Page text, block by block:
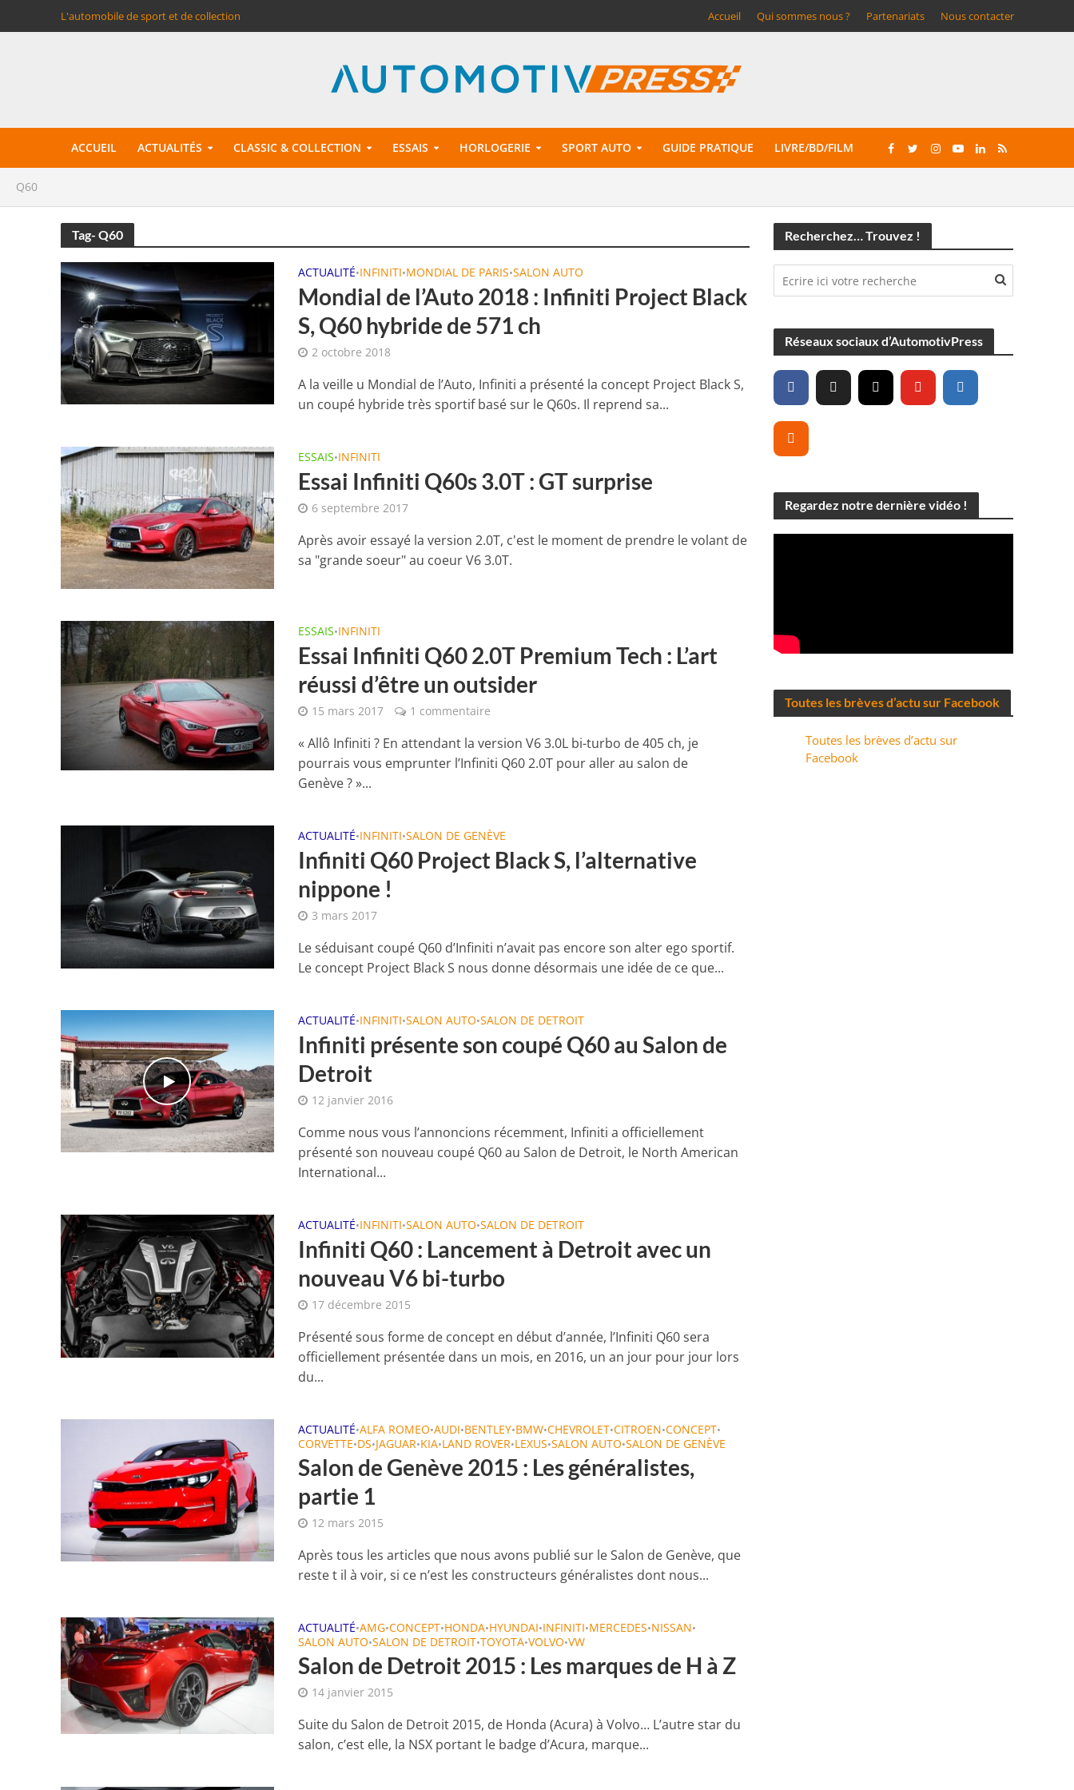
L'automobile de sport et de collection Accueil Qui sommes nous ? Partenariats Nous contacter
ACCUEIL ACTUALITÉS CLASSIC & COLLECTION ESSAIS HORLOGERIE SPORT AUTO GUIDE PRATIQUE LIVRE/BD/FILM
Q60
Tag- Q60
ACTUALITÉ•INFINITI•MONDIAL DE PARIS•SALON AUTO
Mondial de l’Auto 2018 : Infiniti Project Black
S, Q60 hybride de 571 ch
2 octobre 2018
A la veille u Mondial de l’Auto, Infiniti a présenté la concept Project Black S,
un coupé hybride très sportif basé sur le Q60s. Il reprend sa...
ESSAIS•INFINITI
Essai Infiniti Q60s 3.0T : GT surprise
6 septembre 2017
Après avoir essayé la version 2.0T, c'est le moment de prendre le volant de
sa "grande soeur" au coeur V6 3.0T.
ESSAIS•INFINITI
Essai Infiniti Q60 2.0T Premium Tech : L’art
réussi d’être un outsider
15 mars 2017 1 commentaire
« Allô Infiniti ? En attendant la version V6 3.0L bi-turbo de 405 ch, je
pourrais vous emprunter l’Infiniti Q60 2.0T pour aller au salon de
Genève ? »...
ACTUALITÉ•INFINITI•SALON DE GENÈVE
Infiniti Q60 Project Black S, l’alternative
nippone !
3 mars 2017
Le séduisant coupé Q60 d’Infiniti n’avait pas encore son alter ego sportif.
Le concept Project Black S nous donne désormais une idée de ce que...
ACTUALITÉ•INFINITI•SALON AUTO•SALON DE DETROIT
Infiniti présente son coupé Q60 au Salon de
Detroit
12 janvier 2016
Comme nous vous l’annoncions récemment, Infiniti a officiellement
présenté son nouveau coupé Q60 au Salon de Detroit, le North American
International...
ACTUALITÉ•INFINITI•SALON AUTO•SALON DE DETROIT
Infiniti Q60 : Lancement à Detroit avec un
nouveau V6 bi-turbo
17 décembre 2015
Présenté sous forme de concept en début d’année, l’Infiniti Q60 sera
officiellement présentée dans un mois, en 2016, un an jour pour jour lors
du...
ACTUALITÉ•ALFA ROMEO•AUDI•BENTLEY•BMW•CHEVROLET•CITROEN•CONCEPT•
CORVETTE•DS•JAGUAR•KIA•LAND ROVER•LEXUS•SALON AUTO•SALON DE GENÈVE
Salon de Genève 2015 : Les généralistes,
partie 1
12 mars 2015
Après tous les articles que nous avons publié sur le Salon de Genève, que
reste t il à voir, si ce n’est les constructeurs généralistes dont nous...
ACTUALITÉ•AMG•CONCEPT•HONDA•HYUNDAI•INFINITI•MERCEDES•NISSAN•
SALON AUTO•SALON DE DETROIT•TOYOTA•VOLVO•VW
Salon de Detroit 2015 : Les marques de H à Z
14 janvier 2015
Suite du Salon de Detroit 2015, de Honda (Acura) à Volvo… L’autre star du
salon, c’est elle, la NSX portant le badge d’Acura, marque...
Recherchez… Trouvez !
Réseaux sociaux d’AutomotivPress
Regardez notre dernière vidéo !
Toutes les brèves d’actu sur Facebook
Toutes les brèves d’actu sur
Facebook